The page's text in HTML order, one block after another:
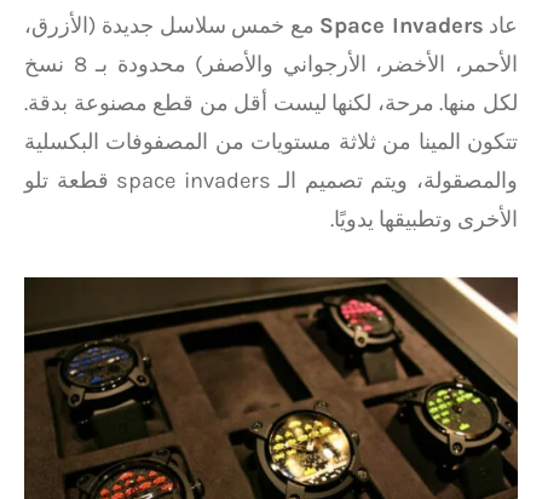
عاد Space Invaders مع خمس سلاسل جديدة (الأزرق،
الأحمر، الأخضر، الأرجواني والأصفر) محدودة بـ 8 نسخ
لكل منها. مرحة، لكنها ليست أقل من قطع مصنوعة بدقة.
تتكون المينا من ثلاثة مستويات من المصفوفات البكسلية
والمصقولة، ويتم تصميم الـ space invaders قطعة تلو
الأخرى وتطبيقها يدويًا.